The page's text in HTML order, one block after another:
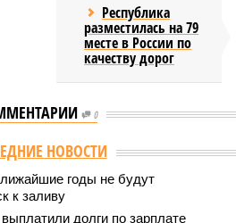
Республика
разместилась на 79
месте в России по
качеству дорог
0
учреждены удостоверения мастеров